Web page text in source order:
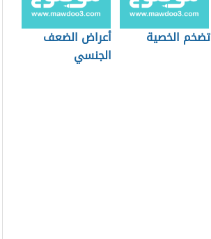
تضخم الخصية
أعراض الضعف
الجنسي